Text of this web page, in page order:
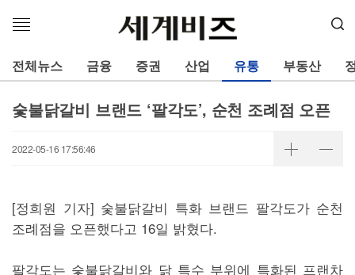
메
열
기
전체뉴스 금융 증권 산업 유통 부동산
숯불닭갈비 브랜드 ‘팔각도’, 순천 조례점 오픈
2022-05-16 17:56:46
[정희원 기자] 숯불닭갈비 특화 브랜드 팔각도가 순천
조례점을 오픈했다고 16일 밝혔다.
팔각도는 숯불닭갈비와 닭 특수 부위에 특화된 프랜차